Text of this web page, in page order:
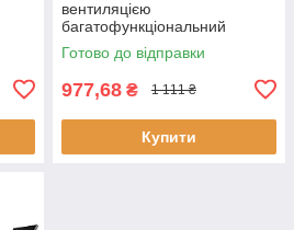
вентиляцією
багатофункціональний
Готово до відправки
977,68 ₴ 1 111 ₴
Купити